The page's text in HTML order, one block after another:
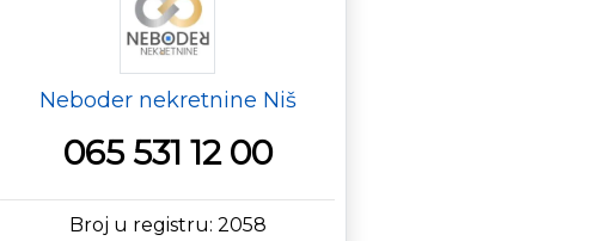
Neboder nekretnine Niš
065 531 12 00
Broj u registru: 2058